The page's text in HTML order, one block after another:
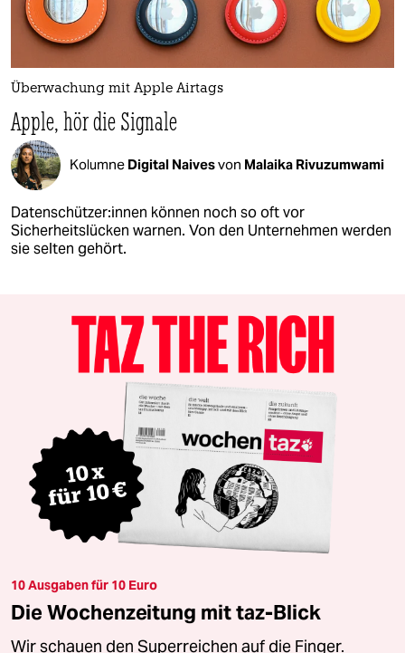
Überwachung mit Apple Airtags
Apple, hör die Signale
Kolumne Digital Naivesvon Malaika Rivuzumwami
Da­ten­schüt­ze­r:in­nen können noch so oft vor
Sicherheitslücken warnen. Von den Unternehmen werden
sie selten gehört.
10 Ausgaben für 10 Euro
Die Wochenzeitung mit taz-Blick
Wir schauen den Superreichen auf die Finger.